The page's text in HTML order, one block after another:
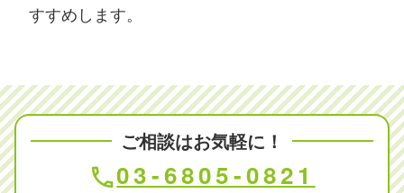
すすめします。
ご相談はお気軽に！
phone03-6805-0821